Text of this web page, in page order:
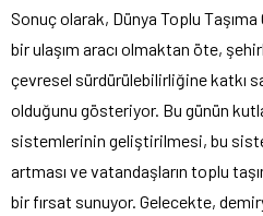
Sonuç olarak, Dünya Toplu
bir ulaşım aracı olmaktan öte,
çevresel sürdürülebilirliğine katkı
olduğunu gösteriyor. Bu günün
sistemlerinin geliştirilmesi, bu
artması ve vatandaşların toplu
bir fırsat sunuyor. Gelecekte,